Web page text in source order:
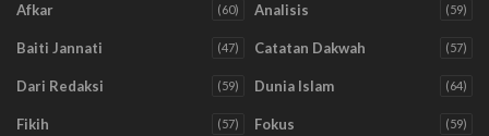
Afkar (60) Analisis (59)
Baiti Jannati (47) Catatan Dakwah (57)
Dari Redaksi (59) Dunia Islam (64)
Fikih (57) Fokus (59)